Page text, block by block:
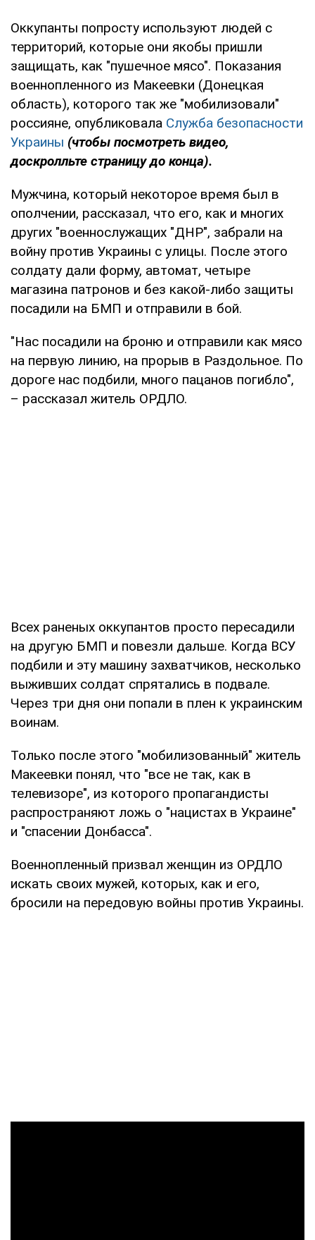
Оккупанты попросту используют людей с
территорий, которые они якобы пришли
защищать, как "пушечное мясо". Показания
военнопленного из Макеевки (Донецкая
область), которого так же "мобилизовали"
россияне, опубликовала Служба безопасности
Украины (чтобы посмотреть видео,
доскролльте страницу до конца).
Мужчина, который некоторое время был в
ополчении, рассказал, что его, как и многих
других "военнослужащих "ДНР", забрали на
войну против Украины с улицы. После этого
солдату дали форму, автомат, четыре
магазина патронов и без какой-либо защиты
посадили на БМП и отправили в бой.
"Нас посадили на броню и отправили как мясо
на первую линию, на прорыв в Раздольное. По
дороге нас подбили, много пацанов погибло",
– рассказал житель ОРДЛО.
Всех раненых оккупантов просто пересадили
на другую БМП и повезли дальше. Когда ВСУ
подбили и эту машину захватчиков, несколько
выживших солдат спрятались в подвале.
Через три дня они попали в плен к украинским
воинам.
Только после этого "мобилизованный" житель
Макеевки понял, что "все не так, как в
телевизоре", из которого пропагандисты
распространяют ложь о "нацистах в Украине"
и "спасении Донбасса".
Военнопленный призвал женщин из ОРДЛО
искать своих мужей, которых, как и его,
бросили на передовую войны против Украины.